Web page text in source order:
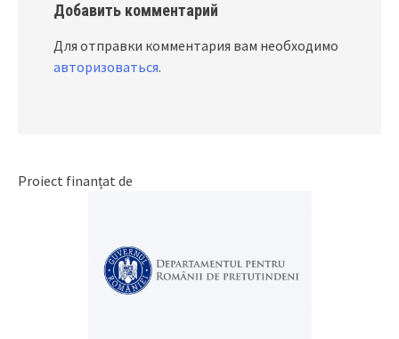
Добавить комментарий
Для отправки комментария вам необходимо
авторизоваться.
Proiect finanțat de